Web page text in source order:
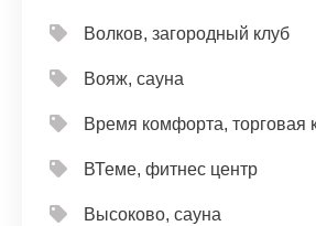
Волков, загородный клуб
Вояж, сауна
Время комфорта, торговая
ВТеме, фитнес центр
Высоково, сауна